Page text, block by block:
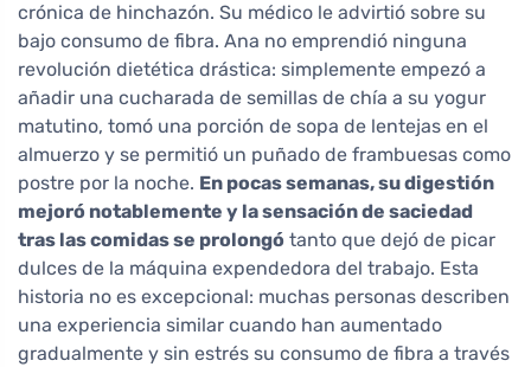
crónica de hinchazón. Su médico le advirtió sobre su
bajo consumo de fibra. Ana no emprendió ninguna
revolución dietética drástica: simplemente empezó a
añadir una cucharada de semillas de chía a su yogur
matutino, tomó una porción de sopa de lentejas en el
almuerzo y se permitió un puñado de frambuesas como
postre por la noche. En pocas semanas, su digestión
mejoró notablemente y la sensación de saciedad
tras las comidas se prolongó tanto que dejó de picar
dulces de la máquina expendedora del trabajo. Esta
historia no es excepcional: muchas personas describen
una experiencia similar cuando han aumentado
gradualmente y sin estrés su consumo de fibra a través